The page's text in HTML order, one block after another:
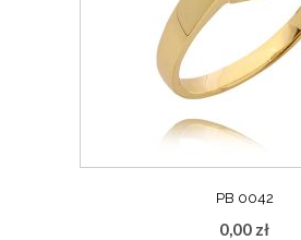
PB 0042
0,00 zł